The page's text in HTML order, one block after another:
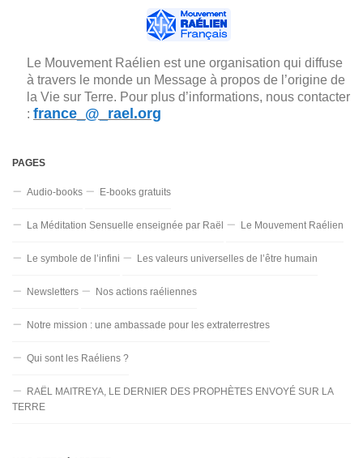
Le Mouvement Raélien est une organisation qui diffuse
à travers le monde un Message à propos de l’origine de
la Vie sur Terre. Pour plus d’informations, nous contacter
: france_@_rael.org
PAGES
Audio-books E-books gratuits
La Méditation Sensuelle enseignée par Raël Le Mouvement Raélien
Le symbole de l’infini Les valeurs universelles de l’être humain
Newsletters Nos actions raéliennes
Notre mission : une ambassade pour les extraterrestres
Qui sont les Raéliens ?
RAËL MAITREYA, LE DERNIER DES PROPHÈTES ENVOYÉ SUR LA
TERRE